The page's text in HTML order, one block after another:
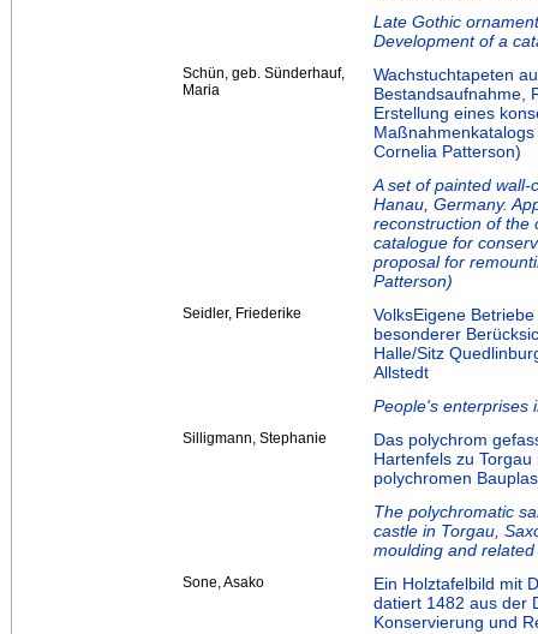
Late Gothic
Development of a
Schün, geb. Sünderhauf,
Maria
Wachstuchtapeten
Bestandsaufnahme,
Erstellung eines
Cornelia Patterson)
A set of painted
Hanau, Germany.
reconstruction of the
catalogue for
proposal for
Patterson)
Seidler, Friederike
VolksEigene
besonderer
Halle/Sitz
Allstedt
People's enterprises
Silligmann, Stephanie
Das polychrom
Hartenfels zu
polychromen
The polychromatic
castle in Torgau,
moulding and
Sone, Asako
Ein Holztafelbild mit
datiert 1482 aus der
Konservierung und